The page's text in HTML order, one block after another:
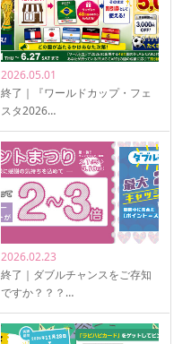
2026.05.01
終了｜『ワールドカップ・フェ
スタ2026…
2026.02.23
終了｜ダブルチャンスをご存知
ですか？？？…